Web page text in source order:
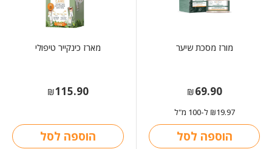
מורז מסכת שיער
₪69.90
₪19.97 ל-100 מ"ל
הוספה לסל
מארז כינקייר טיפולי
₪115.90
הוספה לסל